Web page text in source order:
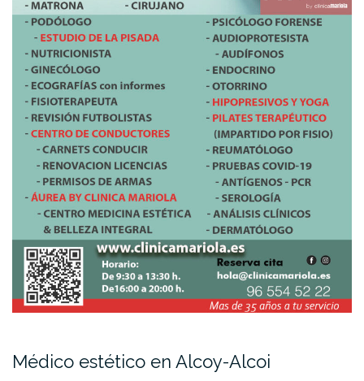
Médico estético en Alcoy-Alcoi